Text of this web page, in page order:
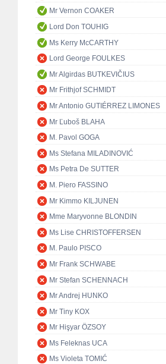
Mr Vernon COAKER
Lord Don TOUHIG
Ms Kerry McCARTHY
Lord George FOULKES
Mr Algirdas BUTKEVIČIUS
Mr Frithjof SCHMIDT
Mr Antonio GUTIÉRREZ LIMONES
Mr Ľuboš BLAHA
M. Pavol GOGA
Ms Stefana MILADINOVIĆ
Ms Petra De SUTTER
M. Piero FASSINO
Mr Kimmo KILJUNEN
Mme Maryvonne BLONDIN
Ms Lise CHRISTOFFERSEN
M. Paulo PISCO
Mr Frank SCHWABE
Mr Stefan SCHENNACH
Mr Andrej HUNKO
Mr Tiny KOX
Mr Hişyar ÖZSOY
Ms Feleknas UCA
Ms Violeta TOMIĆ